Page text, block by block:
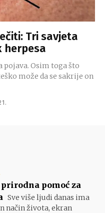
Tri savjeta
herpesa
pojava. Osim toga što
može da se sakrije on
pomoć za
Sve više ljudi danas ima
način života, ekran